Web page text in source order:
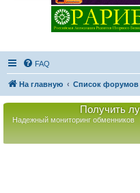
FAQ
На главную Список форумов
Получить
Надежный мониторинг обменников